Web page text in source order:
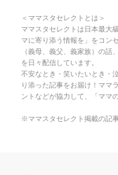
＜ママスタセレクトとは＞
ママスタセレクトは日本最大
マに寄り添う情報を」をコン
（義母、義父、義家族）の
を日々配信しています。
不安なとき・笑いたいとき・
り添った記事をお届け！ママ
ントなどが協力して、「ママ
※ママスタセレクト掲載の記